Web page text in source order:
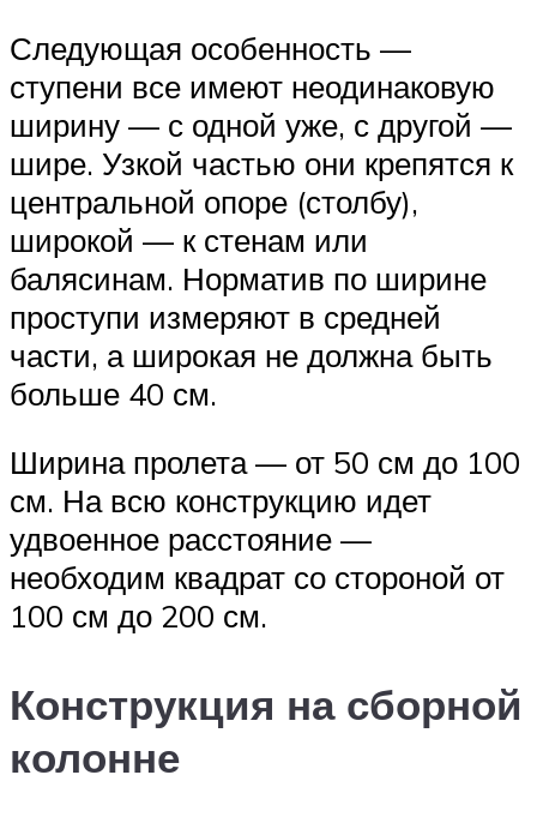
Следующая особенность —
ступени все имеют неодинаковую
ширину — с одной уже, с другой —
шире. Узкой частью они крепятся к
центральной опоре (столбу),
широкой — к стенам или
балясинам. Норматив по ширине
проступи измеряют в средней
части, а широкая не должна быть
больше 40 см.
Ширина пролета — от 50 см до 100
см. На всю конструкцию идет
удвоенное расстояние —
необходим квадрат со стороной от
100 см до 200 см.
Конструкция на сборной
колонне